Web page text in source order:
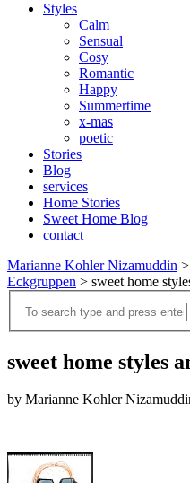
Styles
Calm
Sensual
Cosy
Romantic
Happy
Summertime
x-mas
poetic
Stories
Blog
services
Home Stories
Sweet Home Blog
contact
Marianne Kohler Nizamuddin >
Eckgruppen > sweet home
sweet home styles
by Marianne Kohler